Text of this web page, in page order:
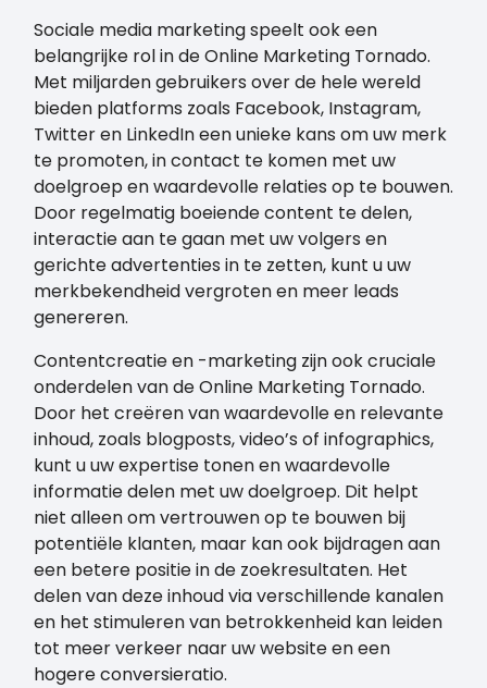
Sociale media marketing speelt ook een
belangrijke rol in de Online Marketing Tornado.
Met miljarden gebruikers over de hele wereld
bieden platforms zoals Facebook, Instagram,
Twitter en LinkedIn een unieke kans om uw merk
te promoten, in contact te komen met uw
doelgroep en waardevolle relaties op te bouwen.
Door regelmatig boeiende content te delen,
interactie aan te gaan met uw volgers en
gerichte advertenties in te zetten, kunt u uw
merkbekendheid vergroten en meer leads
genereren.
Contentcreatie en -marketing zijn ook cruciale
onderdelen van de Online Marketing Tornado.
Door het creëren van waardevolle en relevante
inhoud, zoals blogposts, video’s of infographics,
kunt u uw expertise tonen en waardevolle
informatie delen met uw doelgroep. Dit helpt
niet alleen om vertrouwen op te bouwen bij
potentiële klanten, maar kan ook bijdragen aan
een betere positie in de zoekresultaten. Het
delen van deze inhoud via verschillende kanalen
en het stimuleren van betrokkenheid kan leiden
tot meer verkeer naar uw website en een
hogere conversieratio.